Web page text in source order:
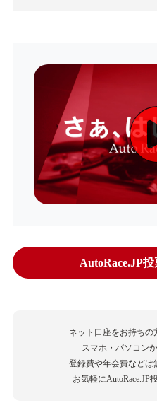
AutoRace.JP
ネット口座をお持ちの
スマホ・パソコン
登録費や年会費などは
お気軽にAutoRace.JP